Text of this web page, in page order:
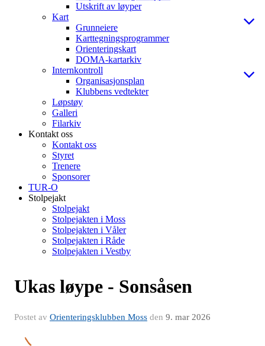
Utskrift av løyper
Kart
Grunneiere
Karttegningsprogrammer
Orienteringskart
DOMA-kartarkiv
Internkontroll
Organisasjonsplan
Klubbens vedtekter
Løpstøy
Galleri
Filarkiv
Kontakt oss
Kontakt oss
Styret
Trenere
Sponsorer
TUR-O
Stolpejakt
Stolpejakt
Stolpejakten i Moss
Stolpejakten i Våler
Stolpejakten i Råde
Stolpejakten i Vestby
Ukas løype - Sonsåsen
Postet av Orienteringsklubben Moss den 9. mar 2026